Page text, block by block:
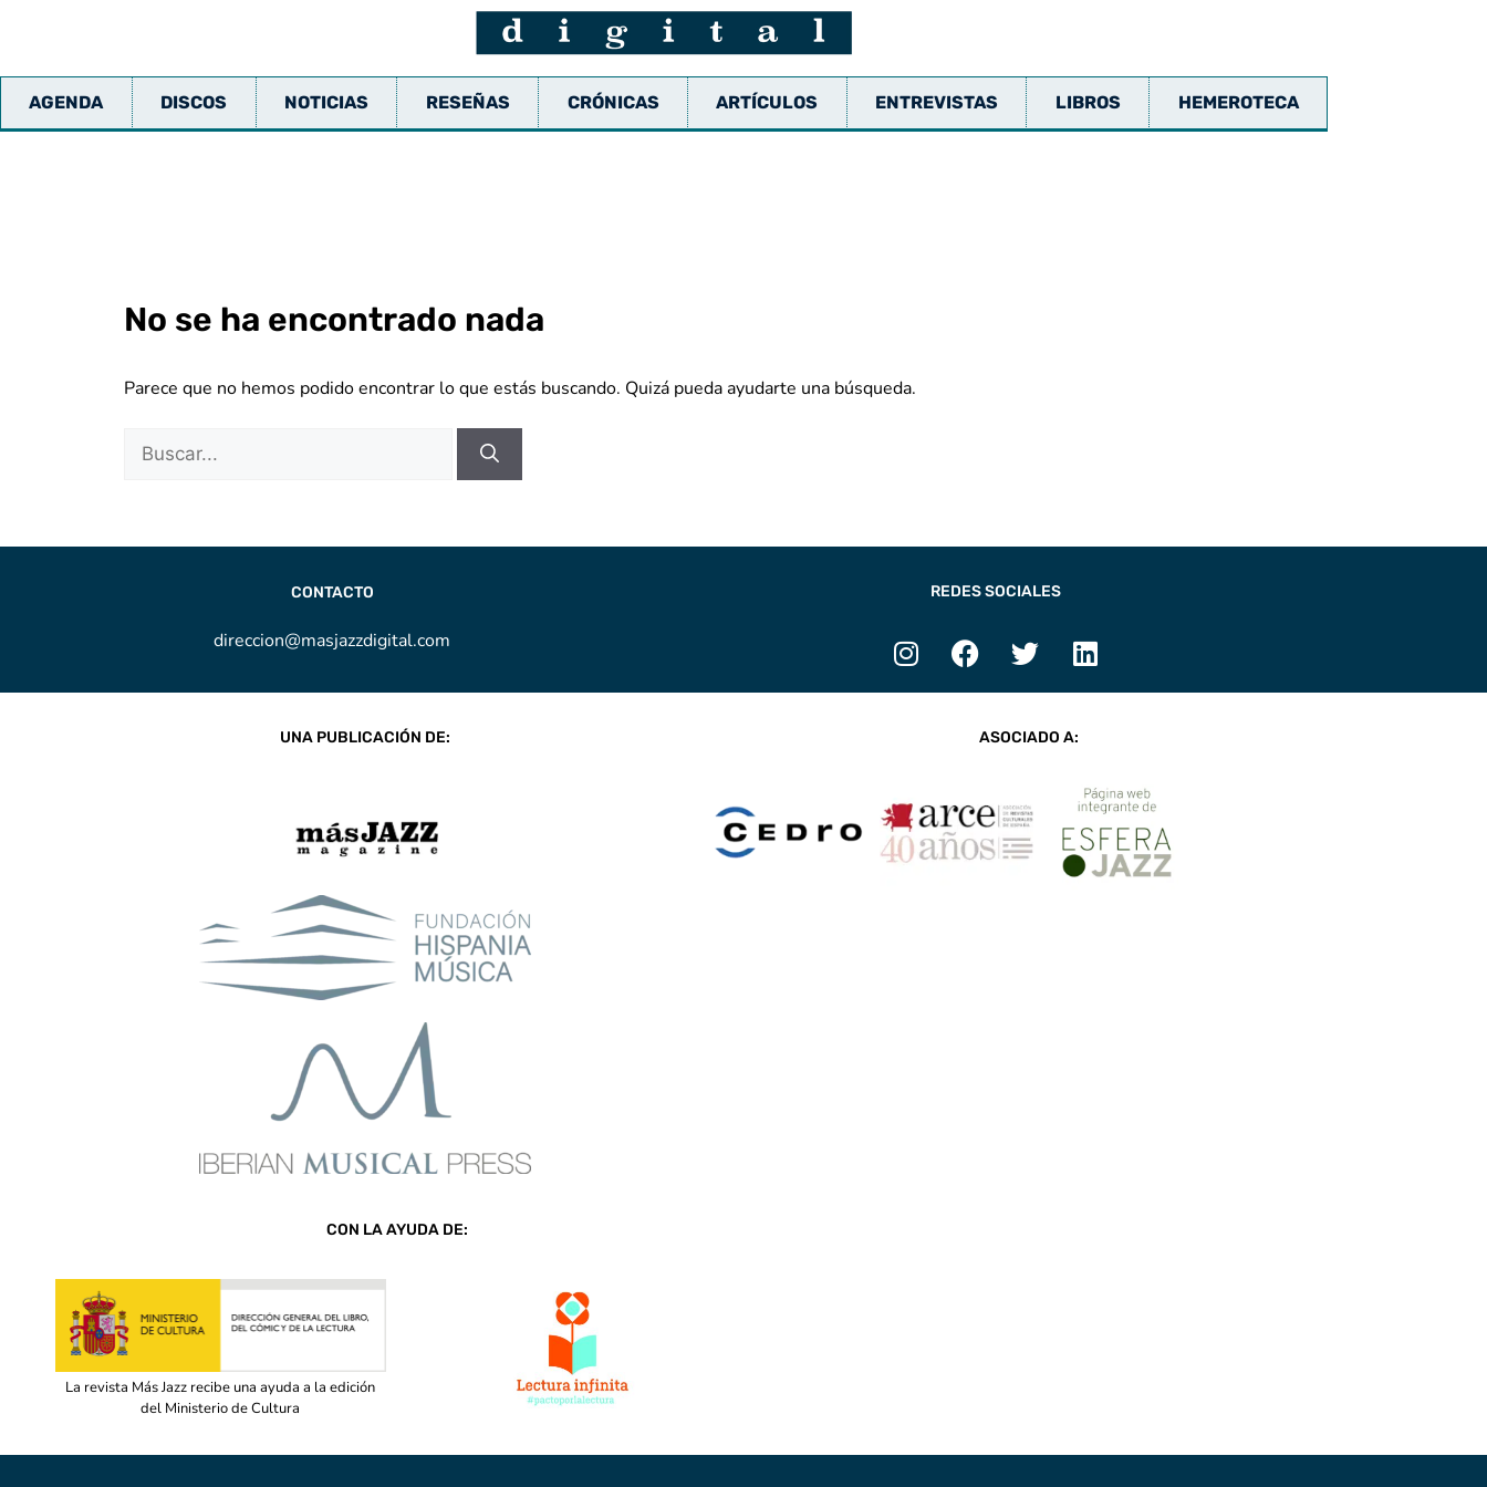
AGENDA DISCOS NOTICIAS RESEÑAS CRÓNICAS ARTÍCULOS ENTREVISTAS LIBROS HEMEROTECA
No se ha encontrado nada
Parece que no hemos podido encontrar lo que estás buscando. Quizá pueda ayudarte una búsqueda.
CONTACTO
direccion@masjazzdigital.com
REDES SOCIALES
UNA PUBLICACIÓN DE: ASOCIADO A:
CON LA AYUDA DE:
La revista Más Jazz recibe una ayuda a la edición
del Ministerio de Cultura